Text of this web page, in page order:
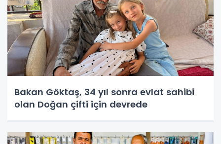
Bakan Göktaş, 34 yıl sonra evlat sahibi
olan Doğan çifti için devrede